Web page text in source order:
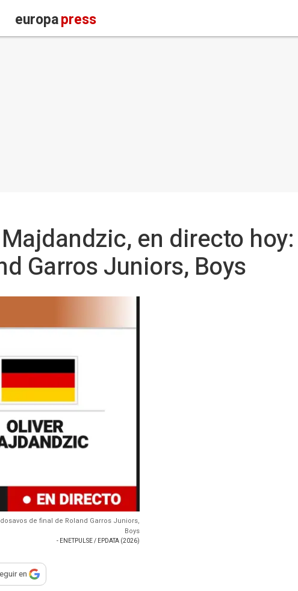
europapress
en directo hoy:
Garros Juniors, Boys
de final de Roland Garros Juniors,
Boys
- ENETPULSE / EPDATA (2026)
para compartir
en